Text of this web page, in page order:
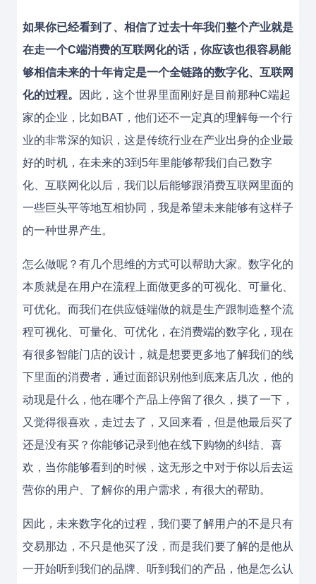
如果你已经看到了、相信了过去十年我们整个产业就是
在走一个C端消费的互联网化的话，你应该也很容易能
够相信未来的十年肯定是一个全链路的数字化、互联网
化的过程。
因此，这个世界里面刚好是目前那种C端起
家的企业，比如BAT，他们还不一定真的理解每一个行
业的非常深的知识，这是传统行业在产业出身的企业最
好的时机，在未来的3到5年里能够帮我们自己数字
化、互联网化以后，我们以后能够跟消费互联网里面的
一些巨头平等地互相协同，我是希望未来能够有这样子
的一种世界产生。
怎么做呢？有几个思维的方式可以帮助大家。数字化的
本质就是在用户在流程上面做更多的可视化、可量化、
可优化。而我们在供应链端做的就是生产跟制造整个流
程可视化、可量化、可优化，在消费端的数字化，现在
有很多智能门店的设计，就是想要更多地了解我们的线
下里面的消费者，通过面部识别他到底来店几次，他的
动现是什么，他在哪个产品上停留了很久，摸了一下，
又觉得很喜欢，走过去了，又回来看，但是他最后买了
还是没有买？你能够记录到他在线下购物的纠结、喜
欢，当你能够看到的时候，这无形之中对于你以后去运
营你的用户、了解你的用户需求，有很大的帮助。
因此，未来数字化的过程，我们要了解用户的不是只有
交易那边，不只是他买了没，而是我们要了解的是他从
一开始听到我们的品牌、听到我们的产品，他是怎么认